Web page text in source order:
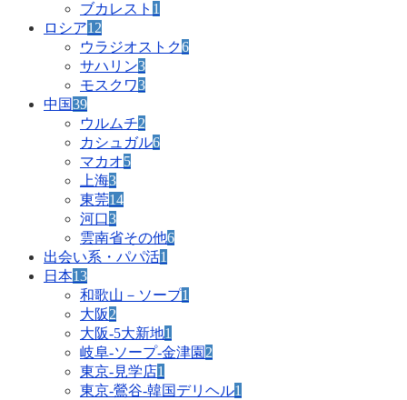
ブカレスト 1
ロシア12
ウラジオストク6
サハリン3
モスクワ3
中国39
ウルムチ2
カシュガル6
マカオ5
上海3
東莞14
河口3
雲南省その他6
出会い系・パパ活1
日本13
和歌山－ソープ1
大阪2
大阪-5大新地1
岐阜-ソープ-金津園 2
東京-見学店1
東京-鶯谷-韓国デリヘル1